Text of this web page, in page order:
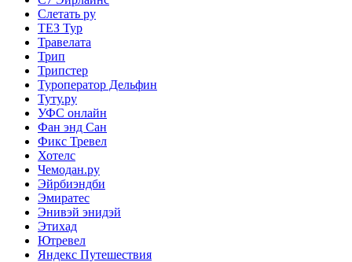
Слетать ру
ТЕЗ Тур
Травелата
Трип
Трипстер
Туроператор Дельфин
Туту.ру
УФС онлайн
Фан энд Сан
Фикс Тревел
Хотелс
Чемодан.ру
Эйрбиэндби
Эмиратес
Энивэй энидэй
Этихад
Ютревел
Яндекс Путешествия